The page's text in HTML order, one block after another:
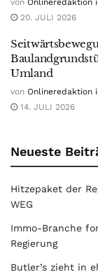
von Onlineredaktion
20. JULI 2026
Umland
von Onlineredaktion
14. JULI 2026
Neueste
Hitzepaket der
WEG
Immo-Branche
Regierung
Butler’s zieht in